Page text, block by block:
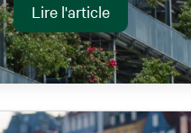
Lire l'article